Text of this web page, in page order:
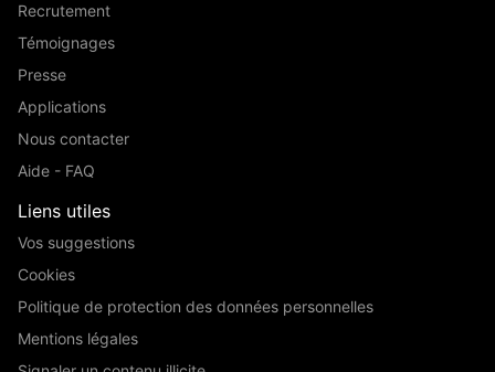
Recrutement
Témoignages
Presse
Applications
Nous contacter
Aide - FAQ
Liens utiles
Vos suggestions
Cookies
Politique de protection des données personnelles
Mentions légales